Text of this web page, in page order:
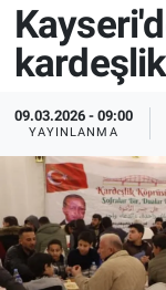
09.03.2026 - 09:00
YAYINLANMA
Tüm
İletişim
Künye
Süper Lig
Tüm
Son Dakika
Haber Arşivi